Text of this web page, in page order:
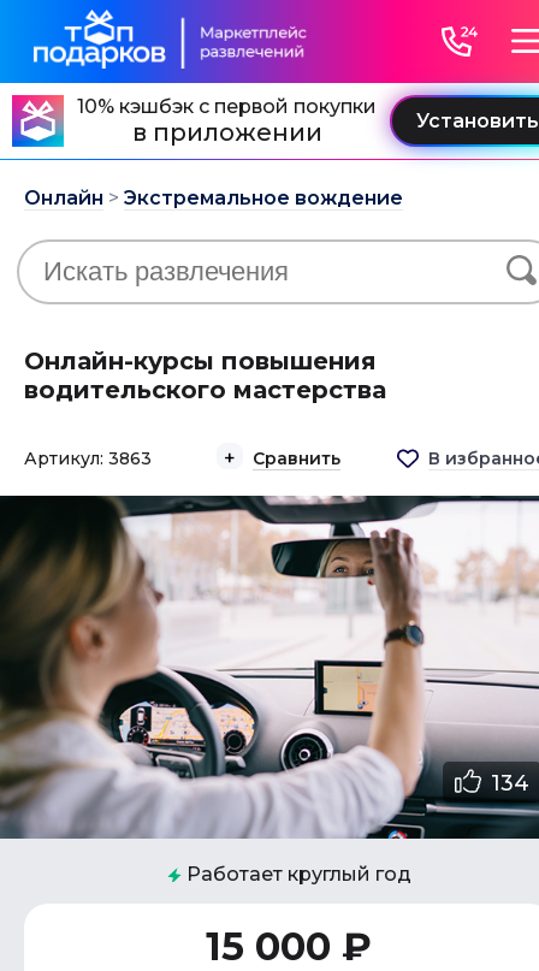
10% кэшбэк с первой покупки
в приложении
Онлайн > Экстремальное вождение
Онлайн-курсы повышения
водительского мастерства
Артикул: 3863 Сравнить В
134
Работает круглый год
15 000 ₽